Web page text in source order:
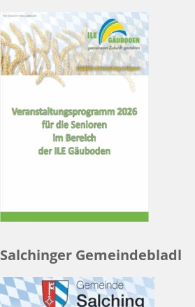
Salchinger Gemeindebladl